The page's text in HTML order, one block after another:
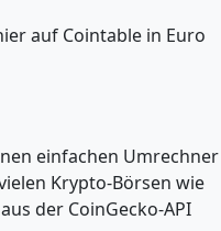
auf Cointable in Euro
einfachen Umrechner
Krypto-Börsen wie
der CoinGecko-API